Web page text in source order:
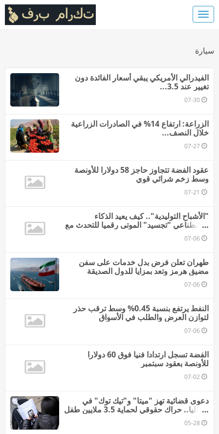
سيارة
الفيدرالي الأمريكي يبقي أسعار الفائدة دون
تغيير عند 3.5...
07-30
الزراعة: ارتفاع 14% في الصادرات الزراعية
خلال النصف...
07-27
عقود الفضة تتجاوز حاجز 58 دولارا للأونصة
وسط زخم شرائي قوي
07-21
"الأشباح التوليدية".. كيف يعيد الذكاء
الاصطناعي "تجسيد" الموتى رقميا للتحدث مع
عائلاتهم؟
07-06
طهران تعلن فرض بدل خدمات على سفن
مضيق هرمز وتعد بمزايا للدول الصديقة
07-06
النفط يرتفع بنسبة 0.45% وسط ترقب حذر
لتوازن العرض والطلب في الأسواق
07-06
الفضة تسجل ارتدادا فنيا فوق 60 دولارا
للأونصة بعقود سبتمبر
07-02
دعوى قضائية تهز "ميتا" و"تيك توك" في
إيطاليا.. حراك حقوقي لحماية 3.5 ملايين طفل
من الإدمان الرقمي
05-28